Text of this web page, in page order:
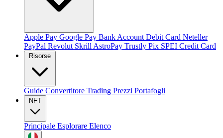
Apple Pay Google Pay Bank Account Debit Card Neteller
PayPal Revolut Skrill AstroPay Trustly Pix SPEI Credit Card
Risorse
Guide Convertitore Trading Prezzi Portafogli
NFT
Principale Esplorare Elenco